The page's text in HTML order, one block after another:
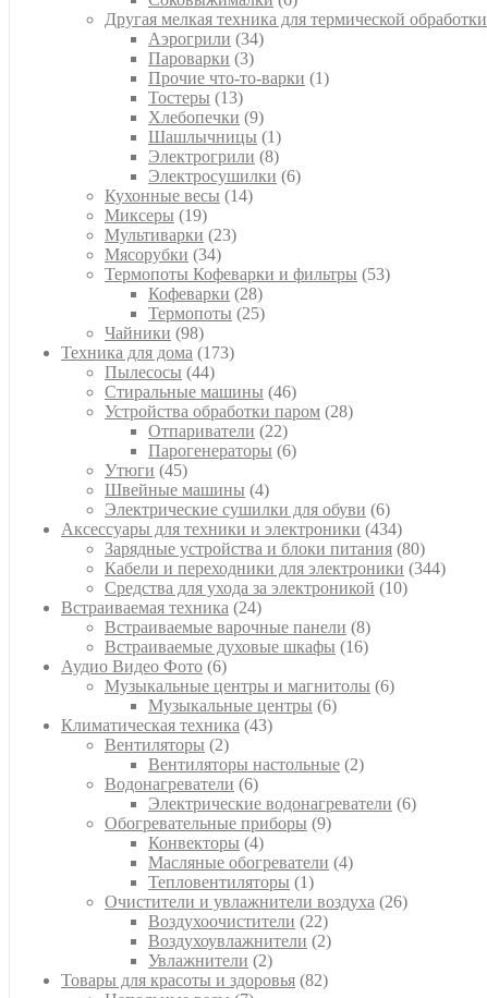
товаров
Другая мелкая техника для термической обработки
Аэрогрили 3434
Пароварки 33
товара
Прочие что-то-варки 11
Тостеры 1313
товаров
Хлебопечки 99
товаров
Шашлычницы 11
товар
Электрогрили 88
товаров
Электросушилки 66
Кухонные весы 1414
Миксеры 1919
товаров
Мультиварки 2323
Мясорубки 3434
товара
Термопоты Кофеварки и фильтры 5353
Кофеварки 2828
товаров
Термопоты 2525
Чайники 9898
товаров
Техника для дома 173173
Пылесосы 4444
товара
Стиральные машины 4646
товаров
Устройства обработки паром 2828
Отпариватели 2222
товара
Парогенераторы 66
Утюги 4545
товаров
Швейные машины 44
товара
Электрические сушилки для обуви 66
товаров
Аксессуары для техники и электроники 434434
товара
Зарядные устройства и блоки питания 8080
товаров
Кабели и переходники для электроники 344344
Средства для ухода за электроникой 1010
Встраиваемая техника 2424
товара
Встраиваемые варочные панели 88
товаров
Встраиваемые духовые шкафы 1616
Аудио Видео Фото 66
товаров
Музыкальные центры и магнитолы 66
Музыкальные центры 66
Климатическая техника 4343
Вентиляторы 22
товара
Вентиляторы настольные 22
Водонагреватели 66
товаров
Электрические водонагреватели 66
Обогревательные приборы 99
Конвекторы 44
товара
Масляные обогреватели 44
Тепловентиляторы 11
товар
Очистители и увлажнители воздуха 2626
Воздухоочистители 2222
товара
Воздухоувлажнители 22
Увлажнители 22
товара
Товары для красоты и здоровья 8282